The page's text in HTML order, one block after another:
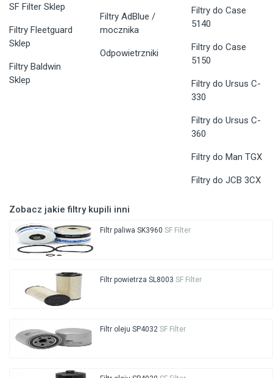
SF Filter Sklep
Filtry Fleetguard
Sklep
Filtry Baldwin
Sklep
Filtry AdBlue /
mocznika
Odpowietrzniki
Filtry do Case
5140
Filtry do Case
5150
Filtry do Ursus C-
330
Filtry do Ursus C-
360
Filtry do Man TGX
Filtry do JCB 3CX
Zobacz jakie filtry kupili inni
Filtr paliwa SK3960 SF Filter
Filtr powietrza SL8003 SF Filter
Filtr oleju SP4032 SF Filter